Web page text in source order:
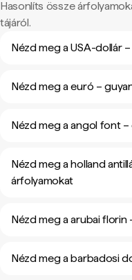
Hasonlíts össze
tájáról.
Nézd meg a USA-dollár
Nézd meg a euró –
Nézd meg a angol font
Nézd meg a holland
árfolyamokat
Nézd meg a arubai florin
Nézd meg a barbadosi